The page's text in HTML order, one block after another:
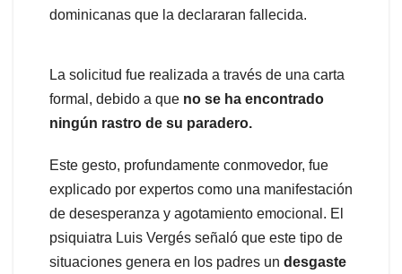
dominicanas que la declararan fallecida.
La solicitud fue realizada a través de una carta
formal, debido a que no se ha encontrado
ningún rastro de su paradero.
Este gesto, profundamente conmovedor, fue
explicado por expertos como una manifestación
de desesperanza y agotamiento emocional. El
psiquiatra Luis Vergés señaló que este tipo de
situaciones genera en los padres un desgaste